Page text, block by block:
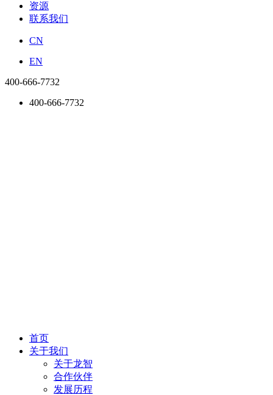
资源
联系我们
CN
EN
400-666-7732
400-666-7732
首页
关于我们
关于龙智
合作伙伴
发展历程